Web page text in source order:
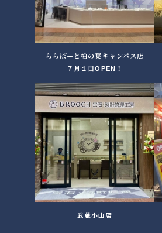
ららぽーと柏の葉キャンパス店
７月１日OPEN！
武蔵小山店